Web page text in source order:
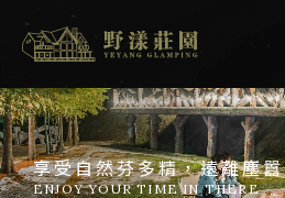
享受自然芬多精，遠離塵囂
ENJOY YOUR TIME IN THERE